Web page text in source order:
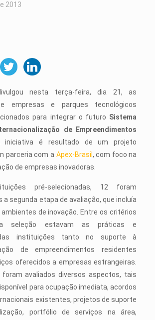
2013
nesta terça-feira, dia 21, as
empresas e parques tecnológicos
para integrar o futuro Sistema
de Empreendimentos
iniciativa é resultado de um projeto
parceria com a Apex-Brasil , com foco na
de empresas inovadoras.
pré-selecionadas, 12 foram
a segunda etapa de avaliação, que incluía
de inovação. Entre os critérios
seleção estavam as práticas e
instituições tanto no suporte à
de empreendimentos residentes
oferecidos a empresas estrangeiras.
foram avaliados diversos aspectos, tais
para ocupação imediata, acordos
existentes, projetos de suporte
portfólio de serviços na área,